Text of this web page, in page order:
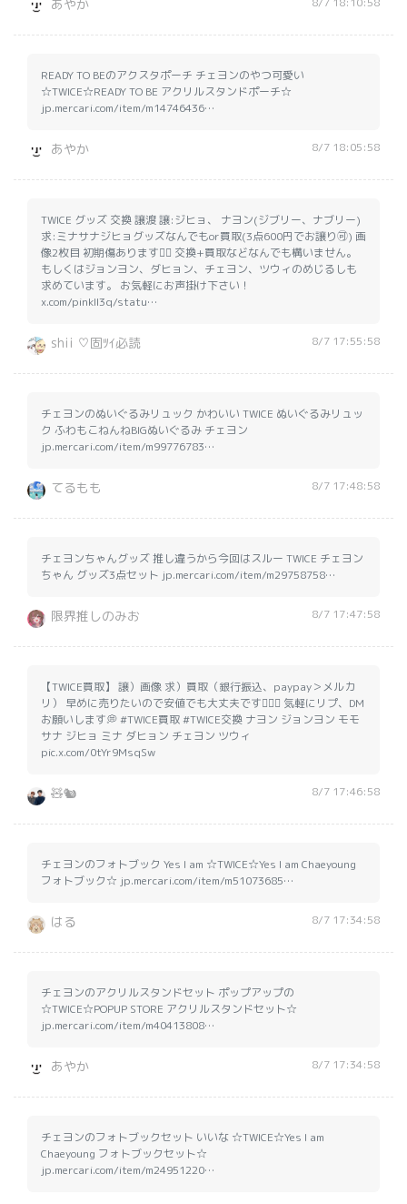
あやか
READY TO BEのアクスタポーチ チェヨンのやつ可愛い
☆TWICE☆READY TO BE アクリルスタンドポーチ☆
jp.mercari.com/item/m14746436…
あやか 8/7 18:05:58
TWICE グッズ 交換 譲渡 譲:ジヒョ、 ナヨン(ジブリー、ナブリー)
求:ミナサナジヒョグッズなんでもor買取(3点600円でお譲り🉑) 画
像2枚目 初期傷あります🙇‍♂️ 交換+買取などなんでも構いません。
もしくはジョンヨン、ダヒョン、チェヨン、ツウィのめじるしも
求めています。 お気軽にお声掛け下さい！
x.com/pinkll3q/statu…
shii ♡固ﾂｲ必読 8/7 17:55:58
チェヨンのぬいぐるみリュック かわいい TWICE ぬいぐるみリュッ
ク ふわもこねんねBIGぬいぐるみ チェヨン
jp.mercari.com/item/m99776783…
てるもも 8/7 17:48:58
チェヨンちゃんグッズ 推し違うから今回はスルー TWICE チェヨン
ちゃん グッズ3点セット jp.mercari.com/item/m29758758…
限界推しのみお 8/7 17:47:58
【TWICE買取】 譲）画像 求）買取（銀行振込、paypay＞メルカ
リ） 早めに売りたいので安値でも大丈夫です🙆🏻‍♀️︎ 気軽にリプ、DM
お願いします💭 #TWICE買取 #TWICE交換 ナヨン ジョンヨン モモ
サナ ジヒョ ミナ ダヒョン チェヨン ツウィ
pic.x.com/0tYr9MsqSw
🧸🐿 8/7 17:46:58
チェヨンのフォトブック Yes I am ☆TWICE☆Yes I am Chaeyoung
フォトブック☆ jp.mercari.com/item/m51073685…
はる 8/7 17:34:58
チェヨンのアクリルスタンドセット ポップアップの
☆TWICE☆POPUP STORE アクリルスタンドセット☆
jp.mercari.com/item/m40413808…
あやか 8/7 17:34:58
チェヨンのフォトブックセット いいな ☆TWICE☆Yes I am
Chaeyoung フォトブックセット☆
jp.mercari.com/item/m24951220…